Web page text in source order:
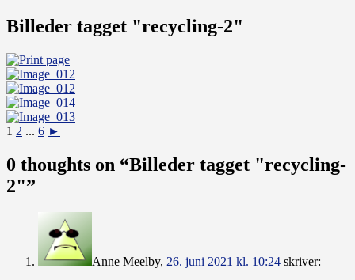
Billeder tagget "recycling-2"
1 2 ... 6 ►
0 thoughts on “Billeder tagget "recycling-
2"”
Anne Meelby, 26. juni 2021 kl. 10:24 skriver: